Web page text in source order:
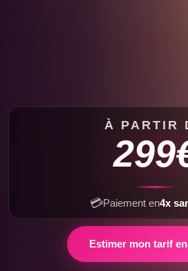
À PARTIR
💳Paiement en4x
Estimer mon tarif